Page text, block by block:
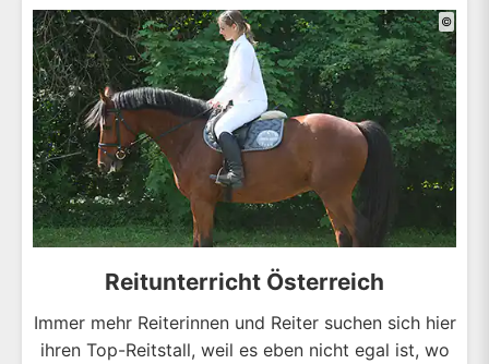
©
Reitunterricht Österreich
Immer mehr Reiterinnen und Reiter suchen sich hier
ihren Top-Reitstall, weil es eben nicht egal ist, wo